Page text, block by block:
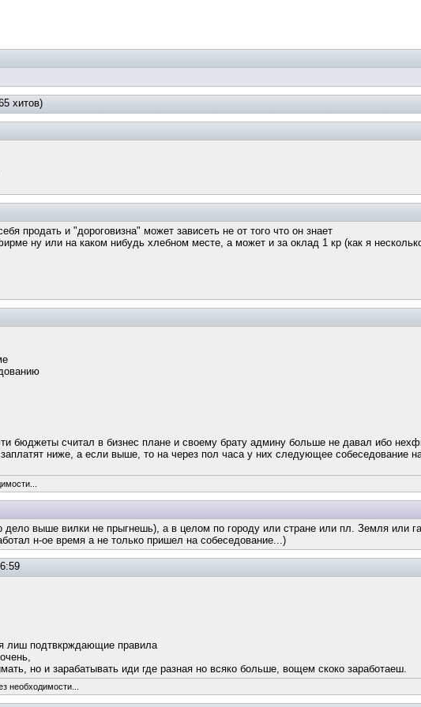
хитов)
продать и "дороговизна" может зависеть не от того что он знает
ну или на каком нибудь хлебном месте, а может и за оклад 1 кр (как я
бюджеты считал в бизнес плане и своему брату админу больше не давал ибо
ниже, а если выше, то на через пол часа у них следующее собеседование
дело выше вилки не прыгнешь), а в целом по городу или стране или пл. Земля или
н-ое время а не только пришел на собеседование...)
лиш подтвкрждающие правила
но и зарабатывать иди где разная но всяко больше, вощем скоко заработаеш.
необходимости...